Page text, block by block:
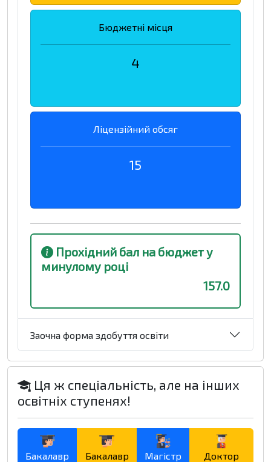
Бюджетні місця
4
Ліцензійний обсяг
15
Прохідний бал на бюджет у
минулому році
157.0
Заочна форма здобуття освіти
Ця ж спеціальність, але на інших
освітніх ступенях!
Бакалавр
Бакалавр
Магістр
Доктор